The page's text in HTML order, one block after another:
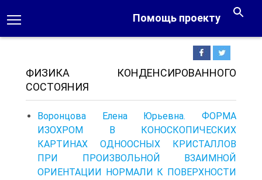
Помощь проекту
ФИЗИКА КОНДЕНСИРОВАННОГО
СОСТОЯНИЯ
Воронцова Елена Юрьевна. ФОРМА
ИЗОХРОМ В КОНОСКОПИЧЕСКИХ
КАРТИНАХ ОДНООСНЫХ КРИСТАЛЛОВ
ПРИ ПРОИЗВОЛЬНОЙ ВЗАИМНОЙ
ОРИЕНТАЦИИ НОРМАЛИ К ПОВЕРХНОСТИ